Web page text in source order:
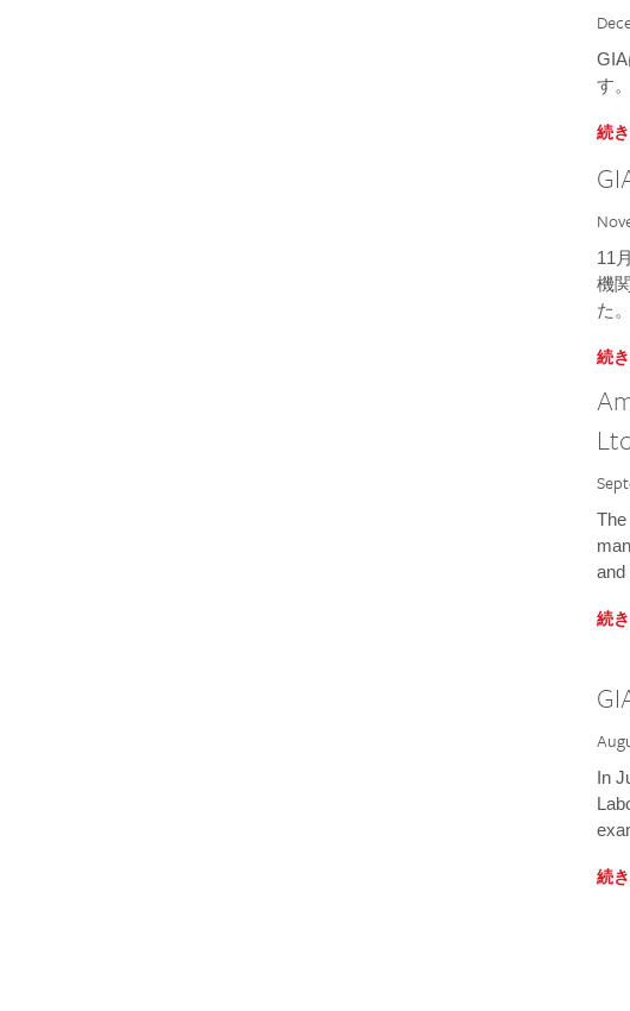
す。
続
11
機
た。
続
and
続
In
続